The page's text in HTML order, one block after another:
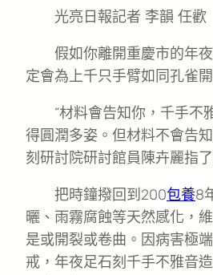
光亮日報記者 李韻 任歡
假如你離開重慶市的年
定會為上千只手臂如同孔雀
“材料會告知你，千手不
得圓潤多姿。但材料不會告
刻研討院研討館員陳卉麗指
把時鐘撥回到200包養8
曬、雨霧腐蝕等天然感化，
是或開裂或卷曲。因病害極
戒，年夜足石刻千手不雅音